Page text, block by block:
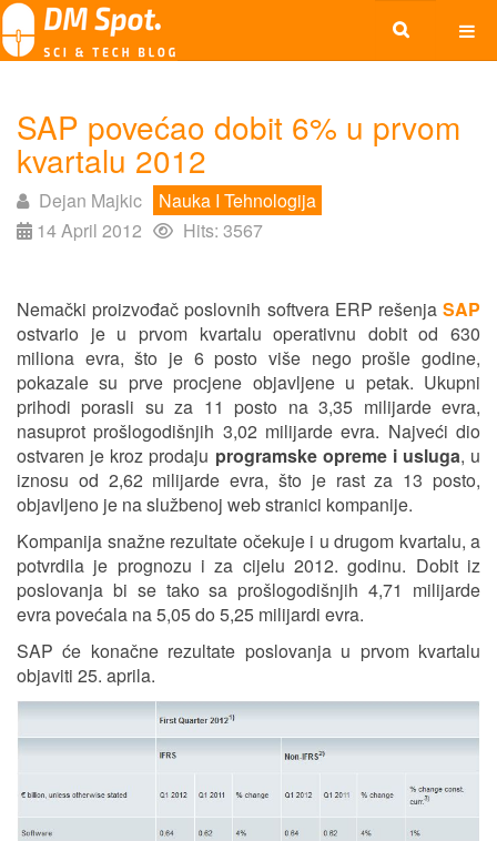
SAP povećao dobit 6% u prvom
kvartalu 2012
Dejan Majkic
Nauka I Tehnologija
14 April 2012
Hits: 3567
Nemački proizvođač poslovnih softvera ERP rešenja SAP
ostvario je u prvom kvartalu operativnu dobit od 630
miliona evra, što je 6 posto više nego prošle godine,
pokazale su prve procjene objavljene u petak. Ukupni
prihodi porasli su za 11 posto na 3,35 milijarde evra,
nasuprot prošlogodišnjih 3,02 milijarde evra. Najveći dio
ostvaren je kroz prodaju programske opreme i usluga, u
iznosu od 2,62 milijarde evra, što je rast za 13 posto,
objavljeno je na službenoj web stranici kompanije.
Kompanija snažne rezultate očekuje i u drugom kvartalu, a
potvrdila je prognozu i za cijelu 2012. godinu. Dobit iz
poslovanja bi se tako sa prošlogodišnjih 4,71 milijarde
evra povećala na 5,05 do 5,25 milijardi evra.
SAP će konačne rezultate poslovanja u prvom kvartalu
objaviti 25. aprila.